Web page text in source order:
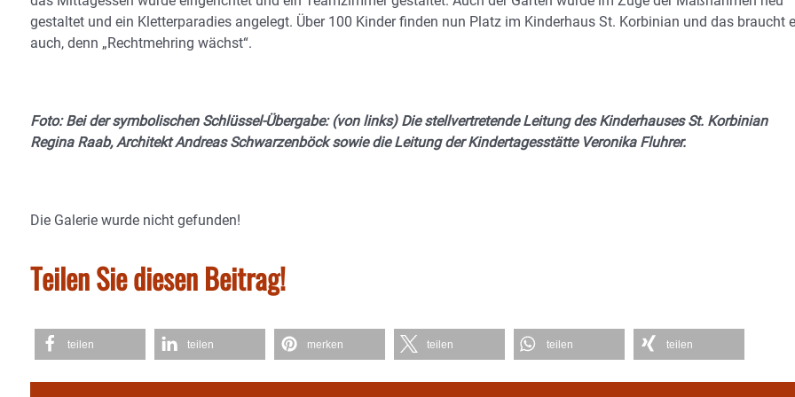
gestaltet und ein Kletterparadies angelegt. Über 100 Kinder finden nun Platz im Kinderhaus St. Korbinian und das braucht
auch, denn „Rechtmehring wächst“.
Foto: Bei der symbolischen Schlüssel-Übergabe: (von links) Die stellvertretende Leitung des Kinderhauses St. Korbinian
Regina Raab, Architekt Andreas Schwarzenböck sowie die Leitung der Kindertagesstätte Veronika Fluhrer.
Die Galerie wurde nicht gefunden!
Teilen Sie diesen Beitrag!
teilen teilen merken teilen teilen teilen